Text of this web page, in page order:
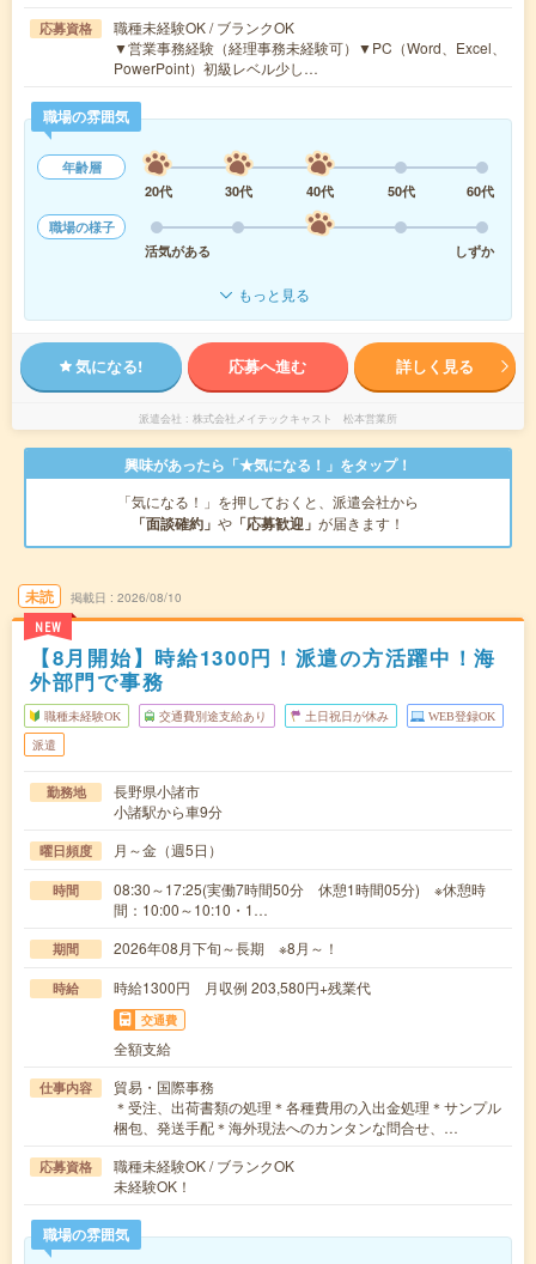
応募資格
職種未経験OK / ブランクOK
▼営業事務経験（経理事務未経験可）▼PC（Word、Excel、
PowerPoint）初級レベル少し…
職場の雰囲気
年齢層
20代
30代 40代 50代
60代
職場の様子
活気がある
しずか
もっと見る
気になる! 応募へ進む 詳しく見る
派遣会社 株式会社メイテックキャスト 松本営業所
興味があったら「★気になる！」をタップ！
「気になる！」を押しておくと、派遣会社から
「面談確約」 や 「応募歓迎」 が届きます！
未読
NEW
掲載日 2026/08/10
【8月開始】時給1300円！派遣の方活躍中！海
外部門で事務
職種未経験OK 交通費別途支給あり 土日祝日が休み WEB登録OK
派遣
勤務地
長野県小諸市
小諸駅から車9分
曜日頻度 月～金（週5日）
時間
08:30～17:25(実働7時間50分 休憩1時間05分) ※休憩時
間：10:00～10:10・1…
期間 2026年08月下旬～長期 ※8月～！
時給 時給1300円 月収例 203,580円+残業代
交通費
全額支給
仕事内容
貿易・国際事務
＊受注、出荷書類の処理＊各種費用の入出金処理＊サンプル
梱包、発送手配＊海外現法へのカンタンな問合せ、…
応募資格
職種未経験OK / ブランクOK
未経験OK！
職場の雰囲気